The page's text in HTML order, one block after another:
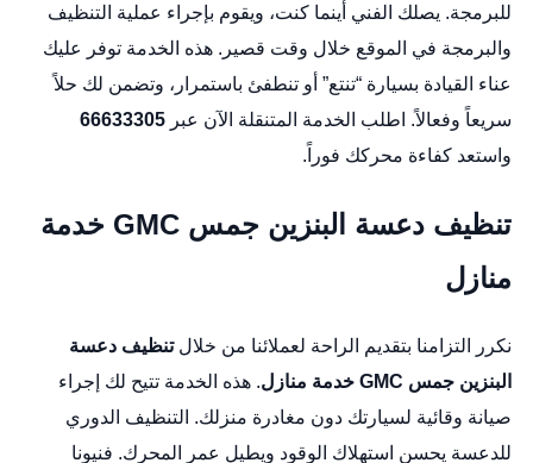
للبرمجة. يصلك الفني أينما كنت، ويقوم بإجراء عملية التنظيف
والبرمجة في الموقع خلال وقت قصير. هذه الخدمة توفر عليك
عناء القيادة بسيارة “تنتع” أو تنطفئ باستمرار، وتضمن لك حلاً
سريعاً وفعالاً. اطلب الخدمة المتنقلة الآن عبر 66633305
واستعد كفاءة محركك فوراً.
تنظيف دعسة البنزين جمس GMC خدمة
منازل
نكرر التزامنا بتقديم الراحة لعملائنا من خلالتنظيف دعسة
البنزين جمس GMC خدمة منازل
. هذه الخدمة تتيح لك إجراء
صيانة وقائية لسيارتك دون مغادرة منزلك. التنظيف الدوري
للدعسة يحسن استهلاك الوقود ويطيل عمر المحرك. فنيونا